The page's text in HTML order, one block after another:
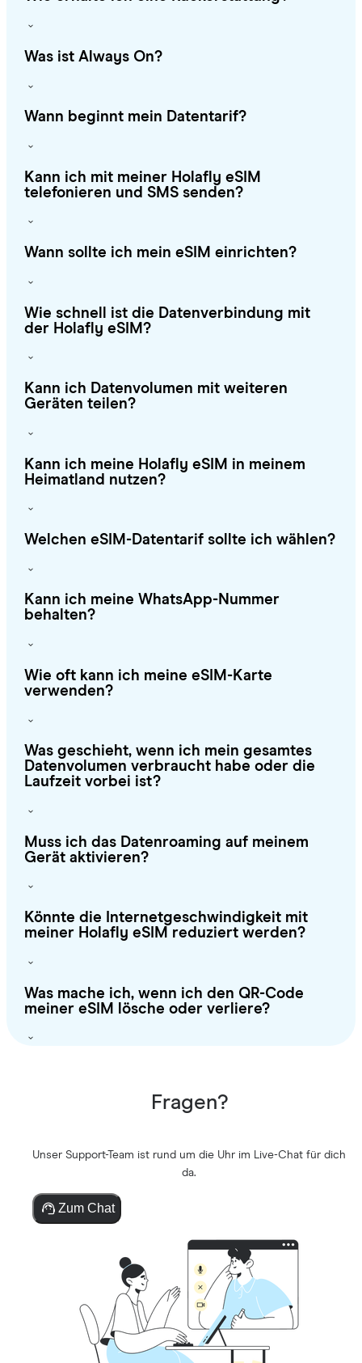
Was ist Always On?
Wann beginnt mein Datentarif?
Kann ich mit meiner Holafly eSIM
telefonieren und SMS senden?
Wann sollte ich mein eSIM einrichten?
Wie schnell ist die Datenverbindung mit
der Holafly eSIM?
Kann ich Datenvolumen mit weiteren
Geräten teilen?
Kann ich meine Holafly eSIM in meinem
Heimatland nutzen?
Welchen eSIM-Datentarif sollte ich wählen?
Kann ich meine WhatsApp-Nummer
behalten?
Wie oft kann ich meine eSIM-Karte
verwenden?
Was geschieht, wenn ich mein gesamtes
Datenvolumen verbraucht habe oder die
Laufzeit vorbei ist?
Muss ich das Datenroaming auf meinem
Gerät aktivieren?
Könnte die Internetgeschwindigkeit mit
meiner Holafly eSIM reduziert werden?
Was mache ich, wenn ich den QR-Code
meiner eSIM lösche oder verliere?
Fragen?
Unser Support-Team ist rund um die Uhr im Live-Chat für dich
da.
Zum Chat